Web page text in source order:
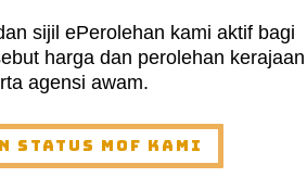
sijil ePerolehan kami aktif bagi
harga dan perolehan kerajaan
agensi awam.
Status MOF Kami